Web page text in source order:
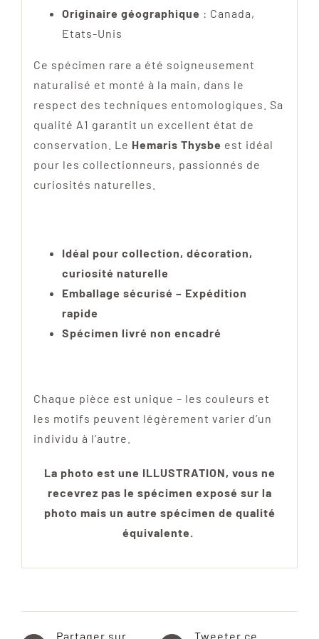
Originaire géographique : Canada,
Etats-Unis
Ce spécimen rare a été soigneusement
naturalisé et monté à la main, dans le
respect des techniques entomologiques. Sa
qualité A1 garantit un excellent état de
conservation. Le Hemaris Thysbe est idéal
pour les collectionneurs, passionnés de
curiosités naturelles.
Idéal pour collection, décoration,
curiosité naturelle
Emballage sécurisé – Expédition
rapide
Spécimen livré non encadré
Chaque pièce est unique – les couleurs et
les motifs peuvent légèrement varier d’un
individu à l’autre.
La photo est une ILLUSTRATION, vous ne
recevrez pas le spécimen exposé sur la
photo mais un autre spécimen de qualité
équivalente.
Partager sur Tweeter ce